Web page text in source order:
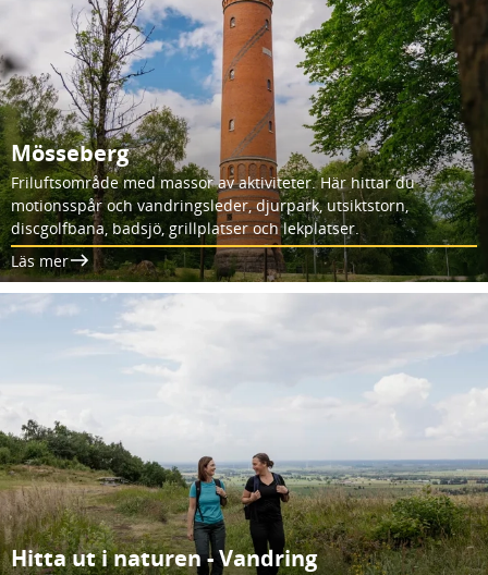
Mösseberg
Friluftsområde med massor av aktiviteter. Här hittar du
motionsspår och vandringsleder, djurpark, utsiktstorn,
discgolfbana, badsjö, grillplatser och lekplatser.
Läs mer
Hitta ut i naturen - Vandring